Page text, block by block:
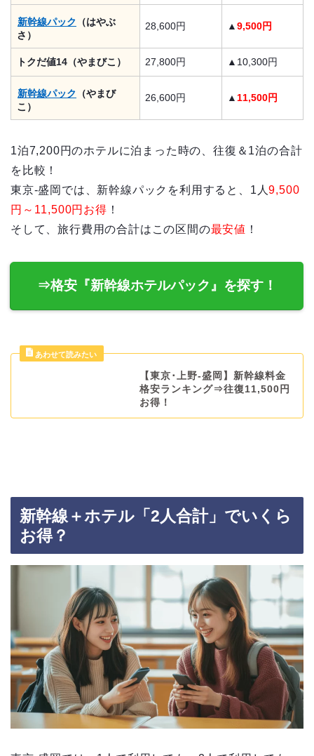
新幹線パック （はやぶ
さ）
28,600円 ▲9,500円
トクだ値14（やまびこ） 27,800円 ▲10,300円
新幹線パック （やまび
こ）
26,600円 ▲ 11,500円
1泊7,200円のホテルに泊まった時の、往復＆1泊の合計
を比較！
東京-盛岡では、新幹線パックを利用すると、1人9,500
円～11,500円お得 ！
そして、旅行費用の合計はこの区間の最安値 ！
⇒格安『新幹線ホテルパック』を探す！
【東京･上野-盛岡】新幹線料金
格安ランキング⇒往復11,500円
お得！
新幹線＋ホテル「2人合計」でいくら
お得？